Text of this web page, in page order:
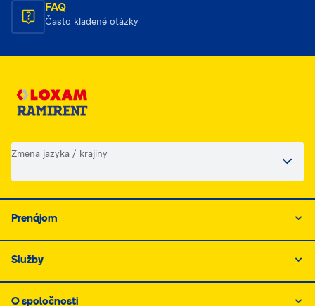
FAQ
Často kladené otázky
Zmena jazyka / krajiny
Prenájom
Služby
O spoločnosti